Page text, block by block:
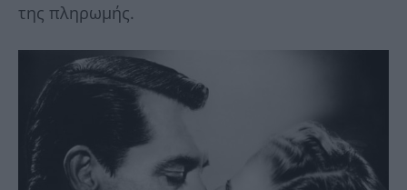
της πληρωμής.